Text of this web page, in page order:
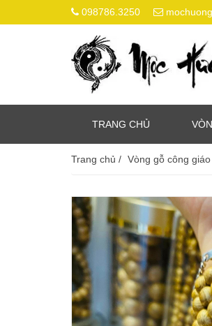
098786.3250
TRANG CHỦ
Trang chủ / Vòng gỗ công giáo